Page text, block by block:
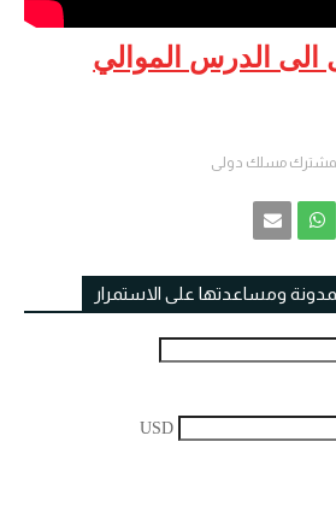
الى الدرس الموالي
مسلك دولي
ومساعدتها على الاستمرار
USD